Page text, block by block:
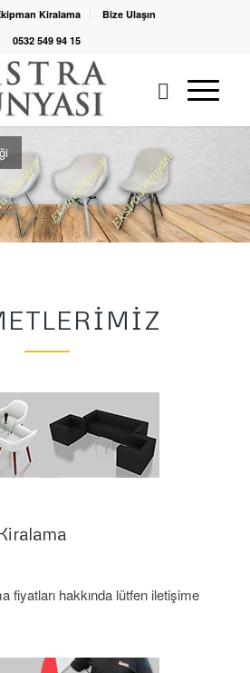
Kiralama
Bize Ulaşın
0532 549 94 15
fiyatları hakkında lütfen iletişime